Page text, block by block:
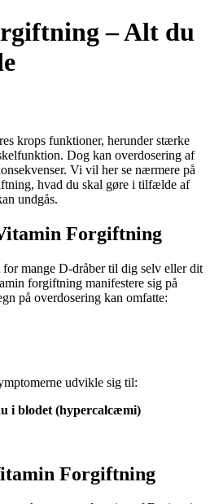
– Alt du
krops funktioner, herunder stærke
Dog kan overdosering af
Vi vil her se nærmere på
hvad du skal gøre i tilfælde af
undgås.
Forgiftning
mange D-dråber til dig selv eller dit
forgiftning manifestere sig på
på overdosering kan omfatte:
udvikle sig til:
i blodet (hypercalcæmi)
Forgiftning